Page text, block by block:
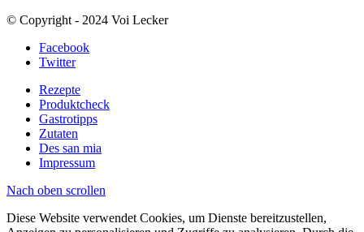
© Copyright - 2024 Voi Lecker
Facebook
Twitter
Rezepte
Produktcheck
Gastrotipps
Zutaten
Des san mia
Impressum
Nach oben scrollen
Diese Website verwendet Cookies, um Dienste bereitzustellen,